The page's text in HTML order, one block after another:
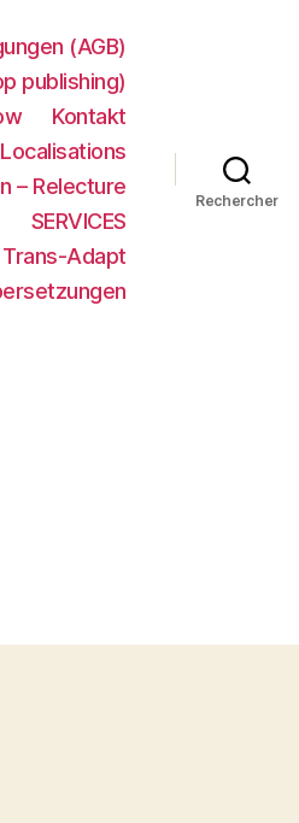
(AGB)
publishing)
Kontakt
Localisations
– Relecture
SERVICES
Trans-Adapt
Rechercher